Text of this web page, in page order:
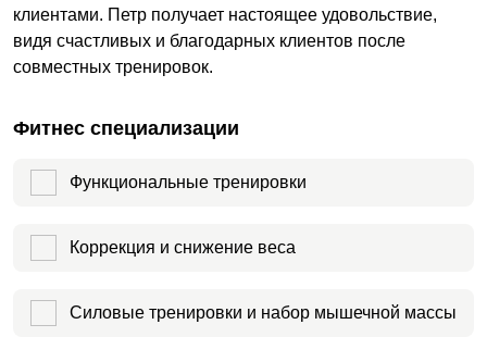
клиентами. Петр получает настоящее удовольствие,
видя счастливых и благодарных клиентов после
совместных тренировок.
Фитнес специализации
Функциональные тренировки
Коррекция и снижение веса
Силовые тренировки и набор мышечной массы